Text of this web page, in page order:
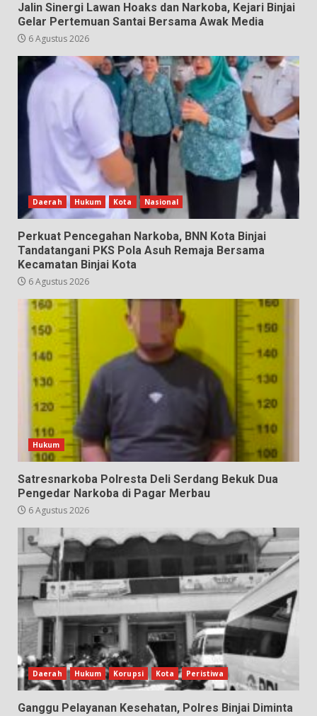
Jalin Sinergi Lawan Hoaks dan Narkoba, Kejari Binjai
Gelar Pertemuan Santai Bersama Awak Media
6 Agustus 2026
Daerah Hukum Kota Nasional
Perkuat Pencegahan Narkoba, BNN Kota Binjai
Tandatangani PKS Pola Asuh Remaja Bersama
Kecamatan Binjai Kota
6 Agustus 2026
Hukum
Satresnarkoba Polresta Deli Serdang Bekuk Dua
Pengedar Narkoba di Pagar Merbau
6 Agustus 2026
Daerah Hukum Korupsi Kota Peristiwa
Ganggu Pelayanan Kesehatan, Polres Binjai Diminta